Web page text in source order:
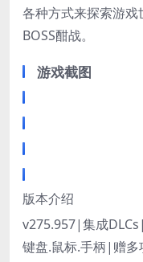
各种方式来探索游
BOSS酣战。
游戏截图
版本介绍
v275.957|集成
键盘.鼠标.手柄|赠